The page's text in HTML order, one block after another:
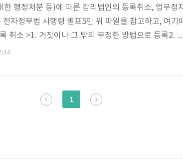
행정처분 등)에 따른 감리법인의 등록취소, 업무정지
자정부법 시행령 별표5인 위 파일을 참고하고, 여기에
취소 >1. 거짓이나 그 밖의 부정한 방법으로 등록2.
업무정지 기간 중 정보시스템 감리 수행 (처분 전 체결
차 업무정지 1개월, 3차 업무정지 2개월)2. 감리법인의
1